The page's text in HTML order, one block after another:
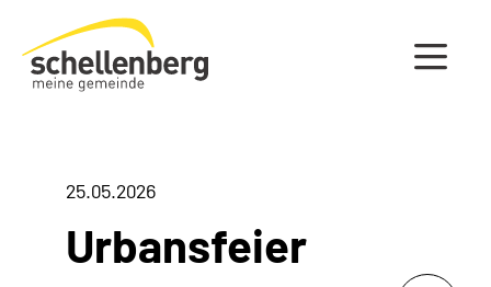
Gemeinde Schellenberg Startseite
25.05.2026
Urbansfeier